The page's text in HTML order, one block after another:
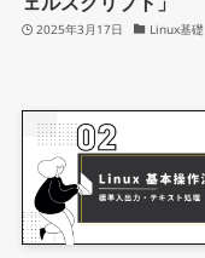
2025年3月17日 Linux基礎